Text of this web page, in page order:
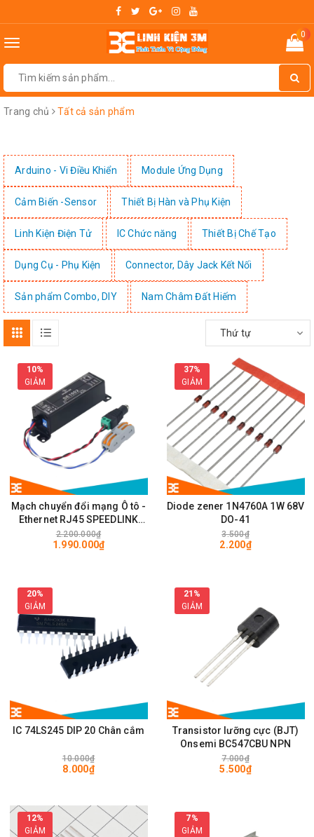
Toggle
0
Trang chủ Tất cả sản phẩm
Arduino - Vi Điều Khiển Module Ứng Dụng
Cảm Biến -Sensor Thiết Bị Hàn và Phụ Kiện
Linh Kiện Điện Tử IC Chức năng Thiết Bị Chế Tạo
Dụng Cụ - Phụ Kiện Connector, Dây Jack Kết Nối
Sản phẩm Combo, DIY Nam Châm Đất Hiếm
Thứ tự
10%
GIẢM
Mạch chuyển đổi mạng Ô tô -
Ethernet RJ45 SPEEDLINK
SE1002 100Mps
2.200.000₫
1.990.000₫
37%
GIẢM
Diode zener 1N4760A 1W 68V
DO-41
3.500₫
2.200₫
20%
GIẢM
IC 74LS245 DIP 20 Chân cắm
10.000₫
8.000₫
21%
GIẢM
Transistor lưỡng cực (BJT)
Onsemi BC547CBU NPN
7.000₫
5.500₫
12%
GIẢM
7%
GIẢM